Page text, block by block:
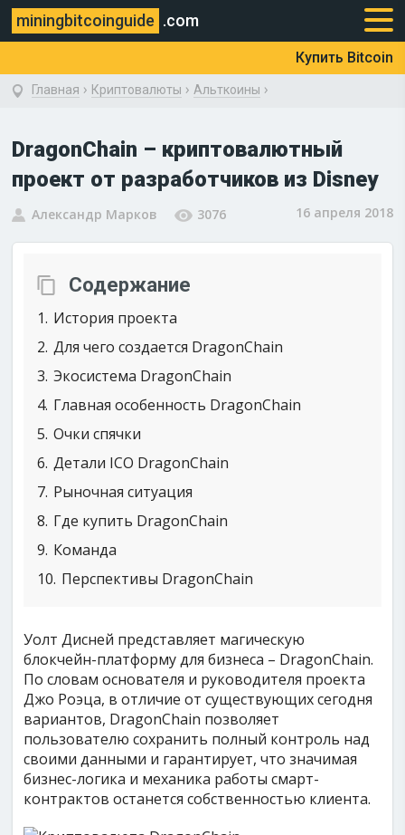
miningbitcoinguide .com
Купить Bitcoin
Главная › Криптовалюты ›Альткоины ›
DragonChain – криптовалютный
проект от разработчиков из Disney
Александр Марков 3076 16 апреля 2018
Содержание
1 История проекта
2 Для чего создается DragonChain
3 Экосистема DragonChain
4 Главная особенность DragonChain
5 Очки спячки
6 Детали ICO DragonChain
7 Рыночная ситуация
8 Где купить DragonChain
9 Команда
10 Перспективы DragonChain
Уолт Дисней представляет магическую
блокчейн-платформу для бизнеса – DragonChain.
По словам основателя и руководителя проекта
Джо Роэца, в отличие от существующих сегодня
вариантов, DragonChain позволяет
пользователю сохранить полный контроль над
своими данными и гарантирует, что значимая
бизнес-логика и механика работы смарт-
контрактов останется собственностью клиента.